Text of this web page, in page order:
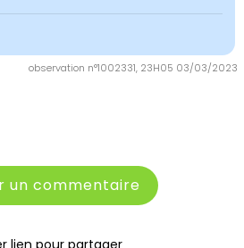
observation n°1002331, 23H05 03/03/2023
un commentaire